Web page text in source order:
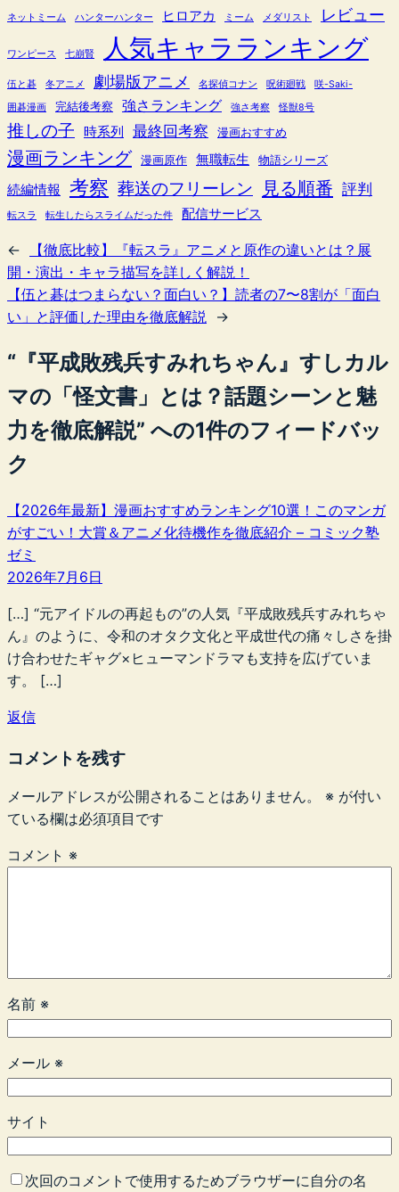
ネットミーム ハンターハンター ヒロアカ ミーム メダリスト レビュー
ワンピース 七崩賢 人気キャラランキング
伍と碁 冬アニメ 劇場版アニメ 名探偵コナン 呪術廻戦
咲-Saki-
囲碁漫画
完結後考察 強さランキング 強さ考察 怪獣8号
推しの子 時系列 最終回考察 漫画おすすめ
漫画ランキング 漫画原作 無職転生 物語シリーズ
続編情報 考察 葬送のフリーレン 見る順番 評判
転スラ 転生したらスライムだった件 配信サービス
←
【徹底比較】『転スラ』アニメと原作の違いとは？展
開・演出・キャラ描写を詳しく解説！
【伍と碁はつまらない？面白い？】読者の7〜8割が「面白
い」と評価した理由を徹底解説 →
“『平成敗残兵すみれちゃん』すしカル
マの「怪文書」とは？話題シーンと魅
力を徹底解説” への1件のフィードバッ
ク
【2026年最新】漫画おすすめランキング10選！このマンガ
がすごい！大賞＆アニメ化待機作を徹底紹介 – コミック塾
ゼミ
2026年7月6日
[…] “元アイドルの再起もの”の人気『平成敗残兵すみれちゃ
ん』のように、令和のオタク文化と平成世代の痛々しさを掛
け合わせたギャグ×ヒューマンドラマも支持を広げていま
す。 […]
返信
コメントを残す
メールアドレスが公開されることはありません。 ※ が付い
ている欄は必須項目です
コメント ※
名前 ※
メール ※
サイト
次回のコメントで使用するためブラウザーに自分の名